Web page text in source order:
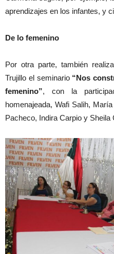
aprendizajes en los infantes, y
De lo femenino
Por otra parte, también
Trujillo el seminario “Nos
femenino”, con la
homenajeada, Wafi Salih,
Pacheco, Indira Carpio y